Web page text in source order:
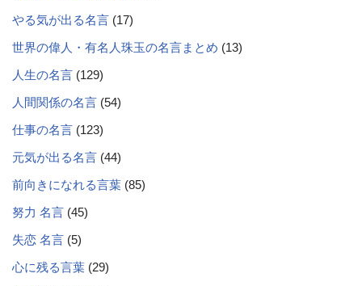
やる気が出る名言 (17)
世界の偉人・有名人珠玉の名言まとめ (13)
人生の名言 (129)
人間関係の名言 (54)
仕事の名言 (123)
元気が出る名言 (44)
前向きになれる言葉 (85)
努力 名言 (45)
失恋 名言 (5)
心に残る言葉 (29)